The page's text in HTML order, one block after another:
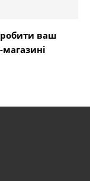
ваш